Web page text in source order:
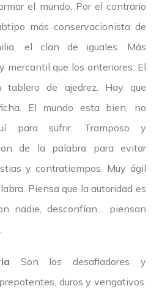
el mundo. Por el contrario
más conservacionista de
el clan de iguales. Más
mercantil que los anteriores. El
tablero de ajedrez. Hay que
El mundo esta bien, no
para sufrir. Tramposo y
de la palabra para evitar
y contratiempos. Muy ágil
Piensa que la autoridad es
nadie, desconfían… piensan
Son los desafiadores y
duros y vengativos.